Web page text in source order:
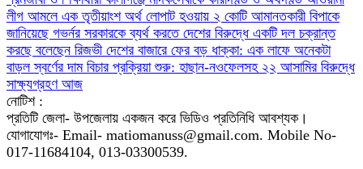
লীগ আমলে এক তৃতীয়াংশ অর্থ লোপাট হওয়ায় ২ কোটি আমানতকারী বিপাকে
জানিয়েছে গভর্নর সরকারকে ব্যর্থ করতে দেশের বিরুদ্ধে একটি দল চক্রান্ত
করছে বলেছেন রিজভী দেশের বাজারে ফের বড় ধাক্কা: এক লাফে অনেকটা
বাড়ল স্বর্ণের দাম বিচার প্রক্রিয়া শুরু: হাছান-নওফেলসহ ২২ আসামির বিরুদ্ধে
সাক্ষ্যগ্রহণ আজ
নোটিশ :
প্রতিটি জেলা- উপজেলায় একজন করে ভিডিও প্রতিনিধি আবশ্যক।
যোগাযোগঃ- Email- matiomanuss@gmail.com. Mobile No-
017-11684104, 013-03300539.